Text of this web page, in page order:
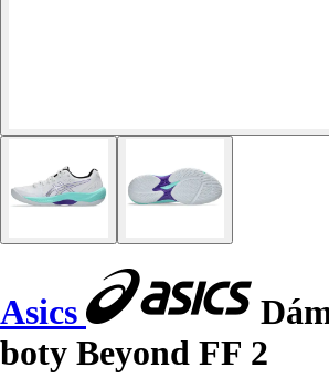
Asics
boty Beyond FF 2